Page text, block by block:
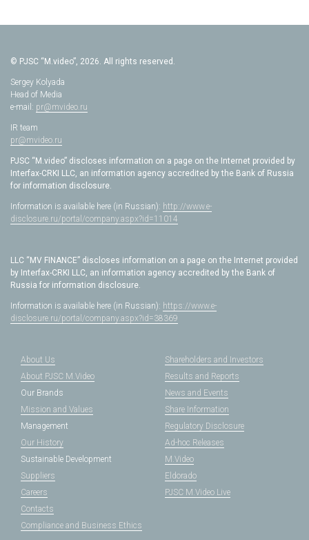
© PJSC “M.video”, 2026. All rights reserved.
Sergey Kolyada
Head of Media
e-mail: pr@mvideo.ru
IR team
pr@mvideo.ru
PJSC “M.video” discloses information on a page on the Internet provided by
Interfax-CRKI LLC, an information agency accredited by the Bank of Russia
for information disclosure.
Information is available here (in Russian): http://www.e-
disclosure.ru/portal/company.aspx?id=11014
LLC “MV FINANCE” discloses information on a page on the Internet provided
by Interfax-CRKI LLC, an information agency accredited by the Bank of
Russia for information disclosure.
Information is available here (in Russian): https://www.e-
disclosure.ru/portal/company.aspx?id=38369
About Us
About PJSC M.Video
Our Brands
Mission and Values
Management
Our History
Shareholders and Investors
Results and Reports
News and Events
Share Information
Regulatory Disclosure
Ad-hoc Releases
Sustainable Development
Suppliers
Careers
Contacts
Compliance and Business Ethics
M.Video
Eldorado
PJSC M.Video Live